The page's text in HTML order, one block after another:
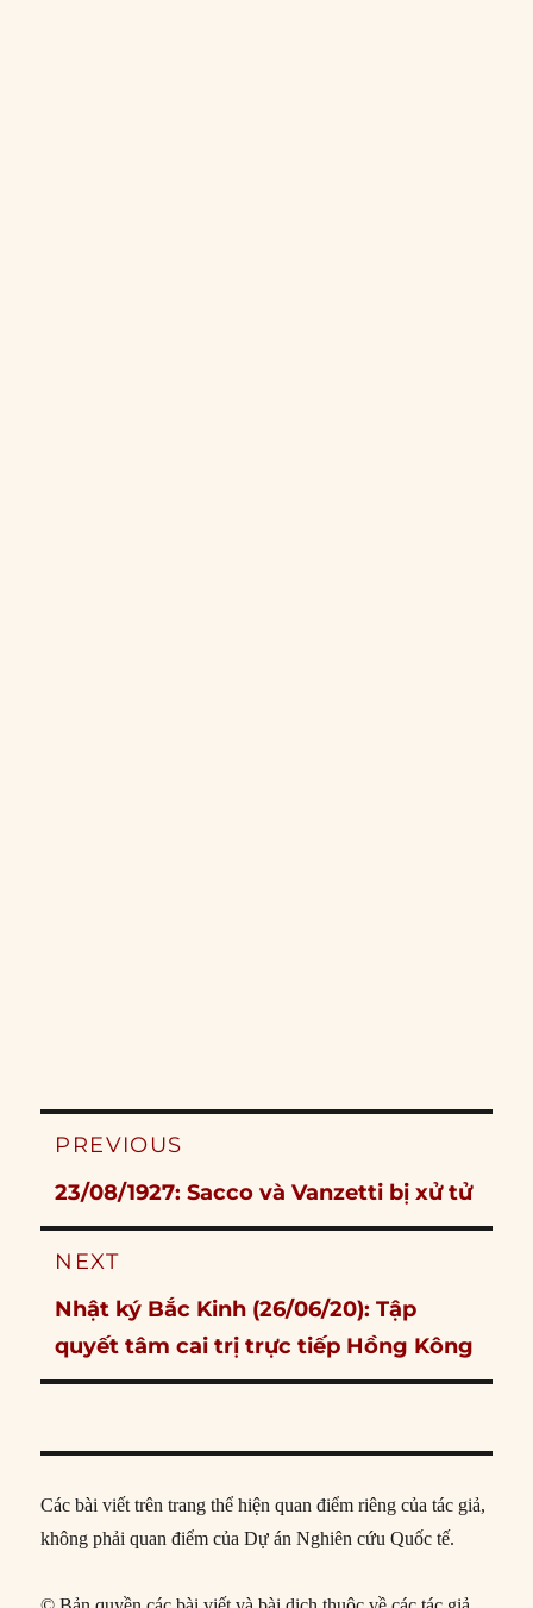
Post
PREVIOUS
Previous
post:
23/08/1927: Sacco và Vanzetti bị xử tử
NEXT
Next
post:
Nhật ký Bắc Kinh (26/06/20): Tập
quyết tâm cai trị trực tiếp Hồng Kông
Các bài viết trên trang thể hiện quan điểm riêng của tác giả,
không phải quan điểm của Dự án Nghiên cứu Quốc tế.